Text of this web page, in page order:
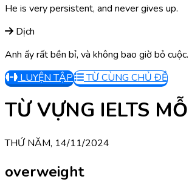
He is very persistent, and never gives up.
Dịch
Anh ấy rất bền bỉ, và không bao giờ bỏ cuộc.
LUYỆN TẬP
TỪ CÙNG CHỦ ĐỀ
TỪ VỰNG IELTS
THỨ NĂM, 14/11/2024
overweight